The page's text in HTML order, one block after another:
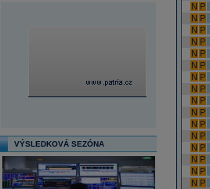
VÝSLEDKOVÁ SEZÓNA
N P
N P
N P
N P
N P
N P
N P
N P
N P
N P
N P
N P
N P
N P
N P
N P